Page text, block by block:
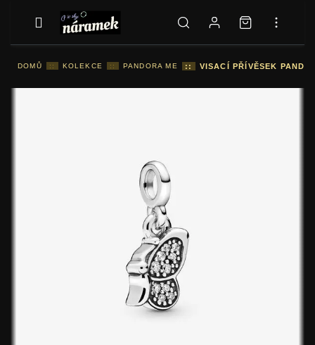
DOMŮ :: KOLEKCE :: PANDORA ME :: VISACÍ PŘÍVĚSEK